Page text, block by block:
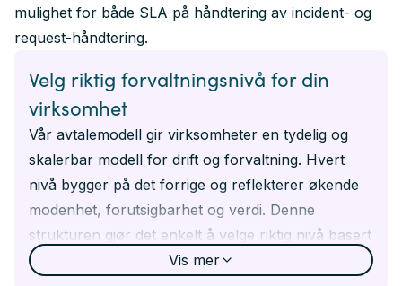
mulighet for både SLA på håndtering av incident- og
request-håndtering.
Velg riktig forvaltningsnivå for din
virksomhet
Vår avtalemodell gir virksomheter en tydelig og
skalerbar modell for drift og forvaltning. Hvert
nivå bygger på det forrige og reflekterer økende
modenhet, forutsigbarhet og verdi. Denne
strukturen gjør det enkelt å velge riktig nivå basert
på behov, kompleksitet og interne ressurser.
Vis mer